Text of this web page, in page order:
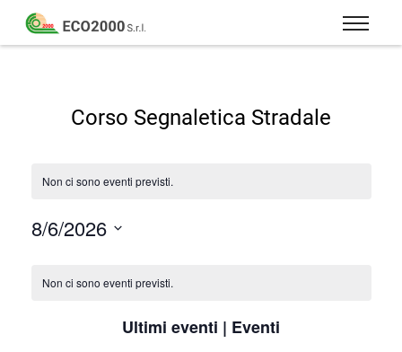
Eco
2000
Formazione
sul
–
Corso Segnaletica Stradale
Non ci sono eventi previsti.
8/6/2026
Non ci sono eventi previsti.
Ultimi eventi | Eventi